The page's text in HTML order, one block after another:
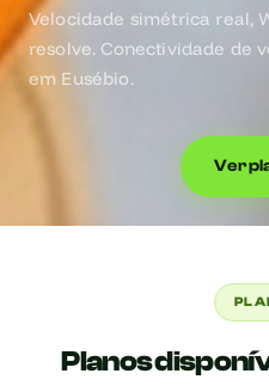
Velocidade simétrica real,
resolve. Conectividade de
em Eusébio.
Ver
Planos